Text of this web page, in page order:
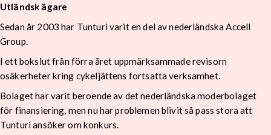
Utländsk ägare
Sedan år 2003 har Tunturi varit en del av nederländska Accell
Group.
I ett bokslut från förra året uppmärksammade revisorn
osäkerheter kring cykeljättens fortsatta verksamhet.
Bolaget har varit beroende av det nederländska moderbolaget
för finansiering, men nu har problemen blivit så pass stora att
Tunturi ansöker om konkurs.